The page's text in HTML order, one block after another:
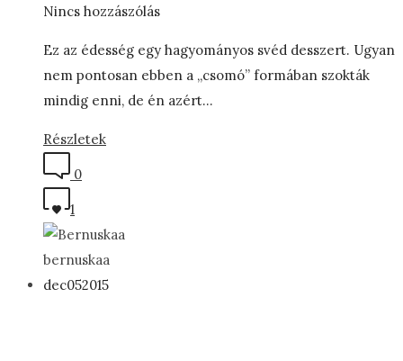
Nincs hozzászólás
Ez az édesség egy hagyományos svéd desszert. Ugyan
nem pontosan ebben a „csomó” formában szokták
mindig enni, de én azért…
Részletek
0
1
bernuskaa
dec052015